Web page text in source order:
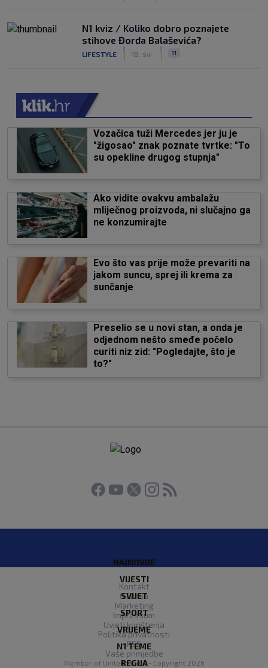
N1 kviz / Koliko dobro poznajete
stihove Đorđa Balaševića?
LIFESTYLE 18. svi. 11
Vozačica tuži Mercedes jer ju je
"žigosao" znak poznate tvrtke: "To
su opekline drugog stupnja"
Ako vidite ovakvu ambalažu
mliječnog proizvoda, ni slučajno ga
ne konzumirajte
Evo što vas prije može prevariti na
jakom suncu, sprej ili krema za
sunčanje
Preselio se u novi stan, a onda je
odjednom nešto smeđe počelo
curiti niz zid: "Pogledajte, što je
to?"
NAJNOVIJE
VIJESTI
SVIJET
SPORT
VRIJEME
N1 TEME
REGIJA
Kontakt
O Nama
Marketing
Impressum
Uvjeti korištenja
Politika privatnosti
RSS
Vaše primjedbe
Member of United Media- Copyright 2026